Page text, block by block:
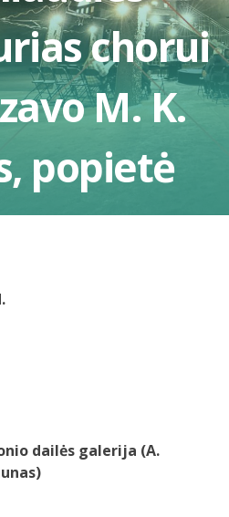
chorui
M. K.
popietė
dailės galerija (A.